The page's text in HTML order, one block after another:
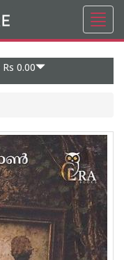
Rs 0.00